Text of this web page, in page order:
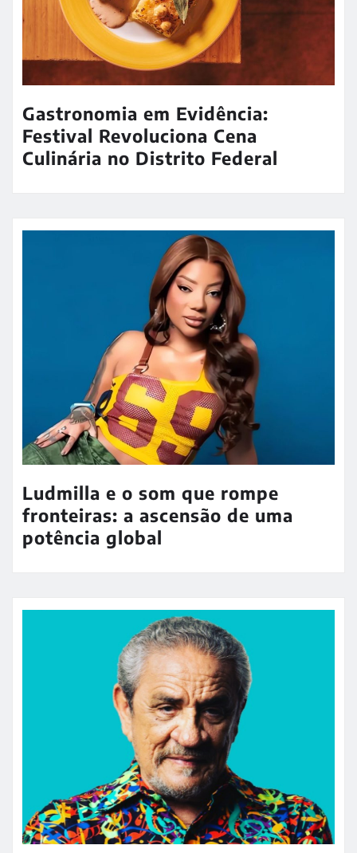
Gastronomia em Evidência:
Festival Revoluciona Cena
Culinária no Distrito Federal
Ludmilla e o som que rompe
fronteiras: a ascensão de uma
potência global